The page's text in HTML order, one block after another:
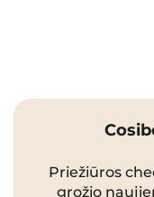
Priežiūros
grožio